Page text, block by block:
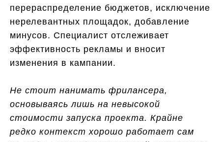
перераспределение бюджетов, исключение
нерелевантных площадок, добавление
минусов. Специалист отслеживает
эффективность рекламы и вносит
изменения в кампании.
Не стоит нанимать фрилансера,
основываясь лишь на невысокой
стоимости запуска проекта. Крайне
редко контекст хорошо работает сам